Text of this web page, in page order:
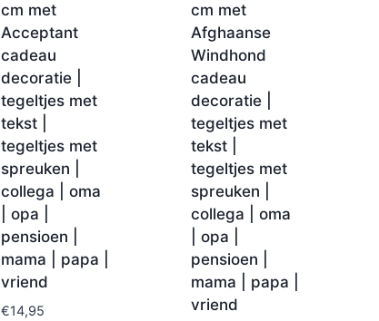
cm met
Acceptant
cadeau
decoratie |
tegeltjes met
tekst |
tegeltjes met
spreuken |
collega | oma
| opa |
pensioen |
mama | papa |
vriend
€14,95
cm met
Afghaanse
Windhond
cadeau
decoratie |
tegeltjes met
tekst |
tegeltjes met
spreuken |
collega | oma
| opa |
pensioen |
mama | papa |
vriend